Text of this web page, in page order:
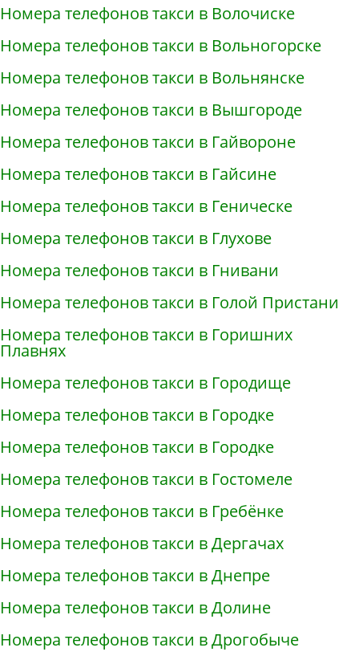
Номера телефонов такси в Волочиске
Номера телефонов такси в Вольногорске
Номера телефонов такси в Вольнянске
Номера телефонов такси в Вышгороде
Номера телефонов такси в Гайвороне
Номера телефонов такси в Гайсине
Номера телефонов такси в Геническе
Номера телефонов такси в Глухове
Номера телефонов такси в Гнивани
Номера телефонов такси в Голой Пристани
Номера телефонов такси в Горишних
Плавнях
Номера телефонов такси в Городище
Номера телефонов такси в Городке
Номера телефонов такси в Городке
Номера телефонов такси в Гостомеле
Номера телефонов такси в Гребёнке
Номера телефонов такси в Дергачах
Номера телефонов такси в Днепре
Номера телефонов такси в Долине
Номера телефонов такси в Дрогобыче